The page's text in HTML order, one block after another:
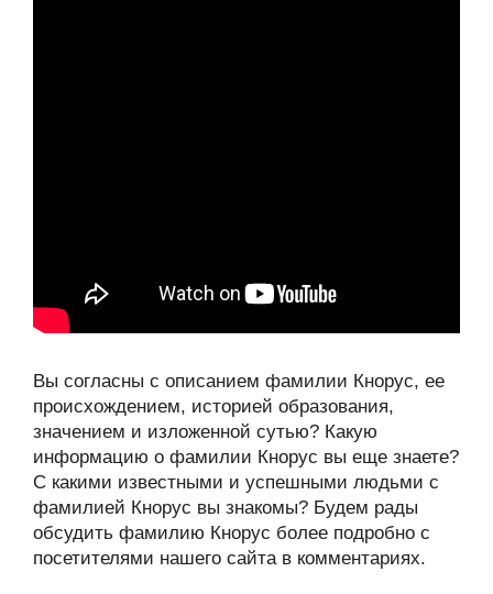
Вы согласны с описанием фамилии Кнорус, ее
происхождением, историей образования,
значением и изложенной сутью? Какую
информацию о фамилии Кнорус вы еще знаете?
С какими известными и успешными людьми с
фамилией Кнорус вы знакомы? Будем рады
обсудить фамилию Кнорус более подробно с
посетителями нашего сайта в комментариях.